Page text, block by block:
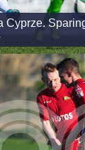
Cyprze.